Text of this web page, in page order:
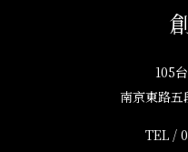
105
南京東路
TEL /